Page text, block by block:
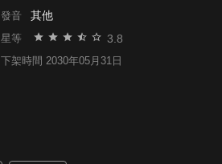
發音 其他
星等 3.8
下架時間 2030年05月31日